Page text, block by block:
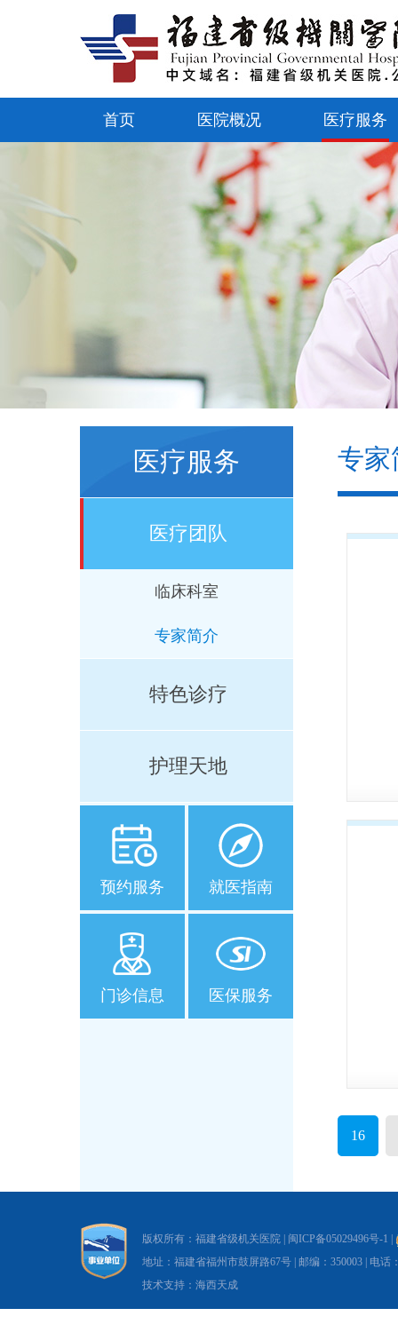
首页 医院概况 医疗服务
医疗服务
医疗团队
临床科室
专家简介
特色诊疗
护理天地
预约服务 就医指南
门诊信息 医保服务
专家
16
版权所有：福建省级机关医院 | 闽ICP备05029496号-1
地址：福建省福州市鼓屏路67号 | 邮编：350003 | 电话
技术支持：海西天成